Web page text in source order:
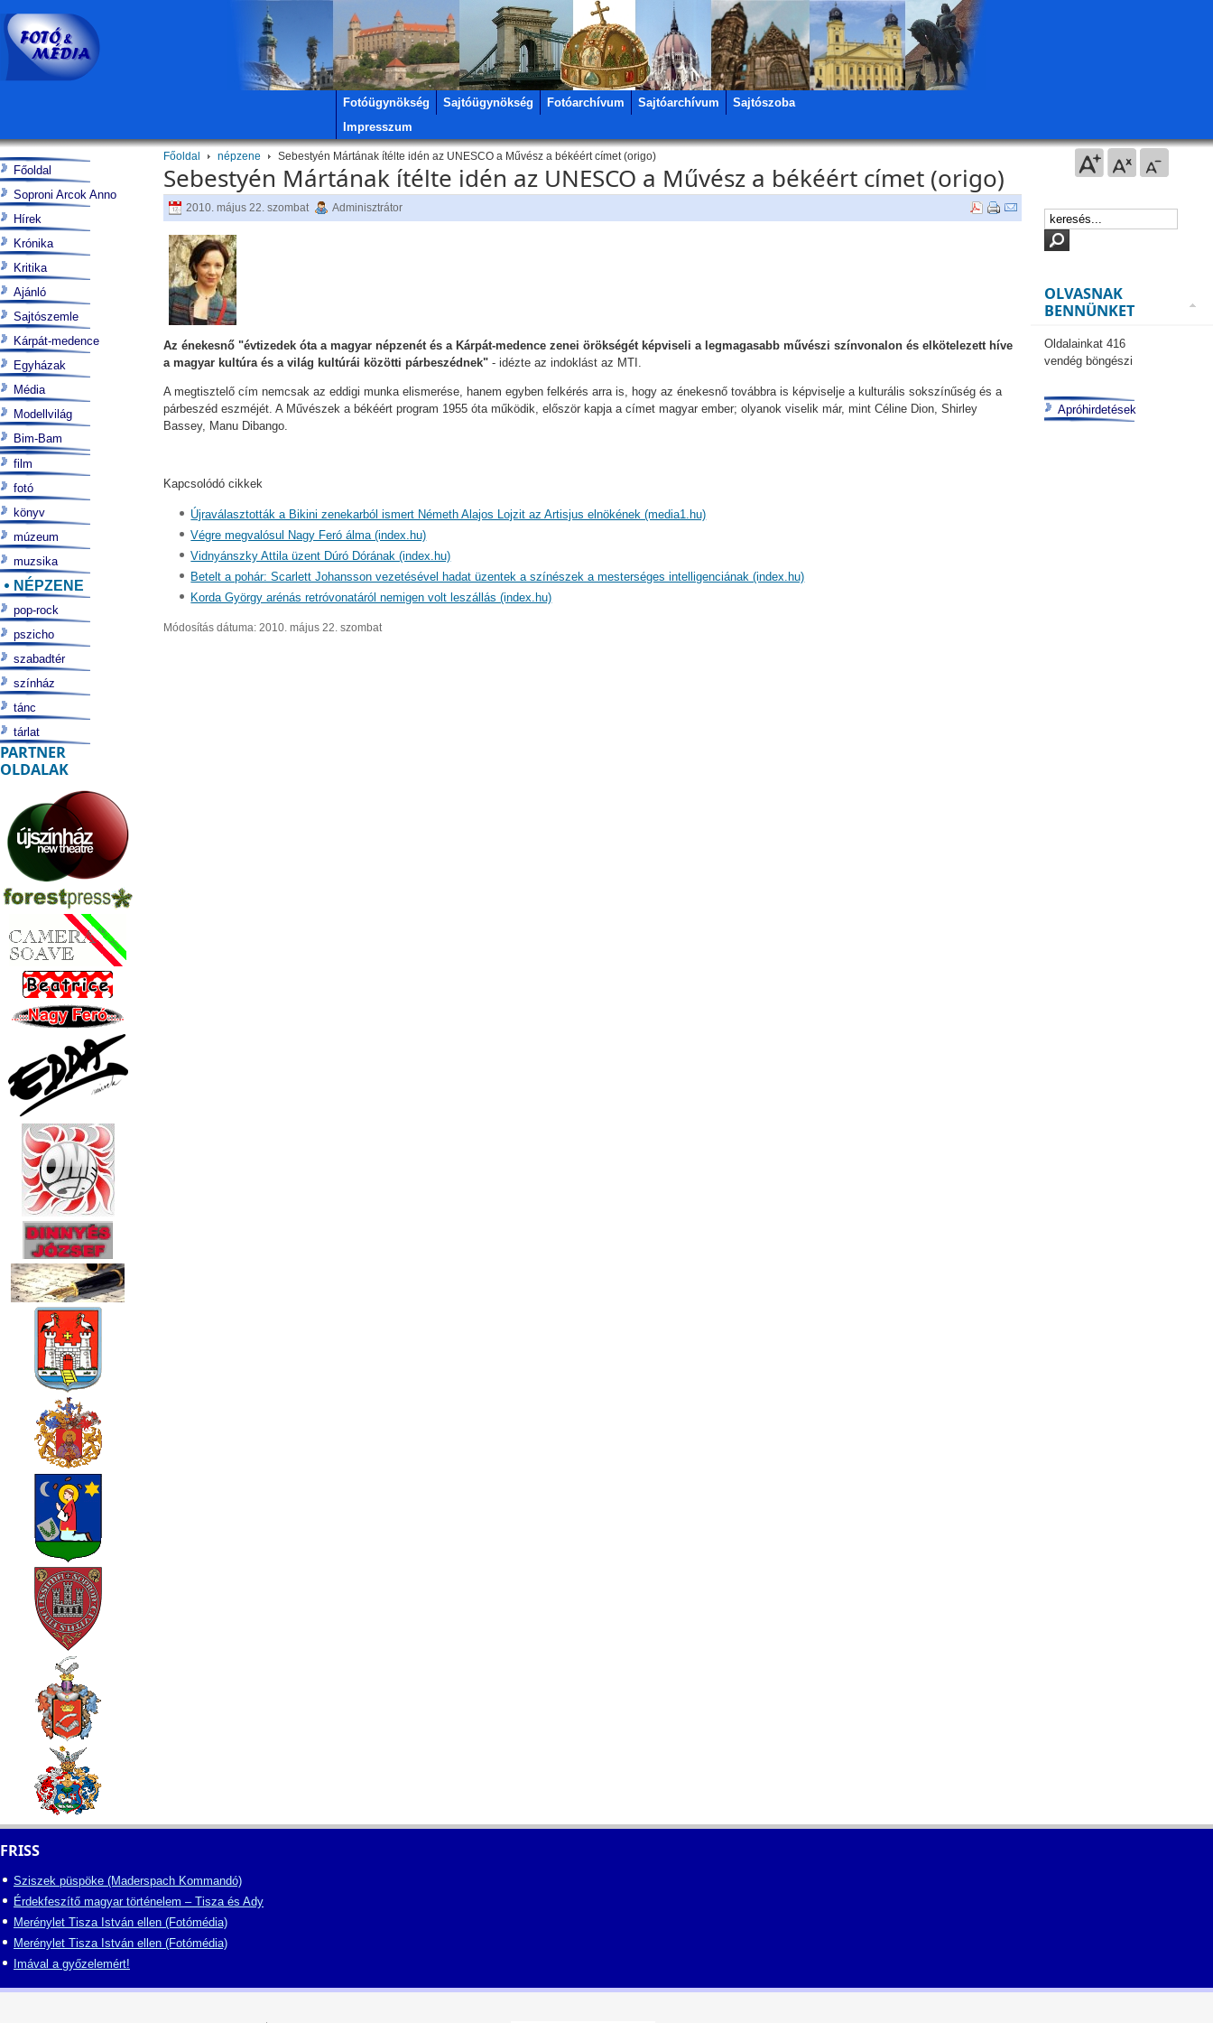
Fotóügynökség Sajtóügynökség Fotóarchívum Sajtóarchívum
Sajtószoba
Impresszum
Főoldal népzene Sebestyén Mártának ítélte idén az UNESCO a Művész a békéért címet (origo)
Sebestyén Mártának ítélte idén az UNESCO a Művész a békéért címet (origo)
2010. május 22. szombat Adminisztrátor
Az énekesnő "évtizedek óta a magyar népzenét és a Kárpát-medence zenei örökségét képviseli a legmagasabb művészi színvonalon és elkötelezett híve
a magyar kultúra és a világ kultúrái közötti párbeszédnek" - idézte az indoklást az MTI.
A megtisztelő cím nemcsak az eddigi munka elismerése, hanem egyben felkérés arra is, hogy az énekesnő továbbra is képviselje a kulturális sokszínűség és a
párbeszéd eszméjét. A Művészek a békéért program 1955 óta működik, először kapja a címet magyar ember; olyanok viselik már, mint Céline Dion, Shirley
Bassey, Manu Dibango.
Kapcsolódó cikkek
Újraválasztották a Bikini zenekarból ismert Németh Alajos Lojzit az Artisjus elnökének (media1.hu)
Végre megvalósul Nagy Feró álma (index.hu)
Vidnyánszky Attila üzent Dúró Dórának (index.hu)
Betelt a pohár: Scarlett Johansson vezetésével hadat üzentek a színészek a mesterséges intelligenciának (index.hu)
Korda György arénás retróvonatáról nemigen volt leszállás (index.hu)
Módosítás dátuma: 2010. május 22. szombat
Főoldal
Soproni Arcok Anno
Hírek
Krónika
Kritika
Ajánló
Sajtószemle
Kárpát-medence
Egyházak
Média
Modellvilág
Bim-Bam
film
fotó
könyv
múzeum
muzsika
NÉPZENE
pop-rock
pszicho
szabadtér
színház
tánc
tárlat
PARTNER
OLDALAK
OLVASNAK
BENNÜNKET
Oldalainkat 416
vendég böngészi
Apróhirdetések
FRISS
Sziszek püspöke (Maderspach Kommandó)
Érdekfeszítő magyar történelem – Tisza és Ady
Merénylet Tisza István ellen (Fotómédia)
Merénylet Tisza István ellen (Fotómédia)
Imával a győzelemért!